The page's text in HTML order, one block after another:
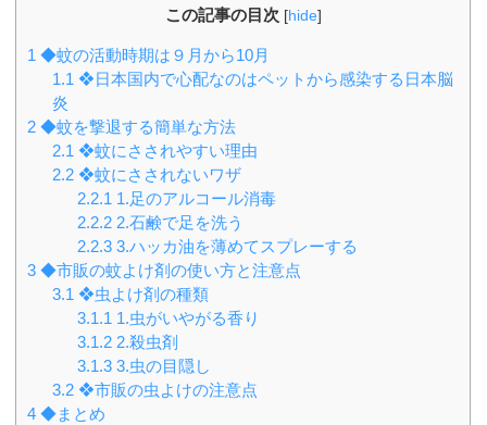
この記事の目次 [hide]
1 ◆蚊の活動時期は９月から10月
1.1 ❖日本国内で心配なのはペットから感染する日本脳
炎
2 ◆蚊を撃退する簡単な方法
2.1 ❖蚊にさされやすい理由
2.2 ❖蚊にさされないワザ
2.2.1 1.足のアルコール消毒
2.2.2 2.石鹸で足を洗う
2.2.3 3.ハッカ油を薄めてスプレーする
3 ◆市販の蚊よけ剤の使い方と注意点
3.1 ❖虫よけ剤の種類
3.1.1 1.虫がいやがる香り
3.1.2 2.殺虫剤
3.1.3 3.虫の目隠し
3.2 ❖市販の虫よけの注意点
4 ◆まとめ